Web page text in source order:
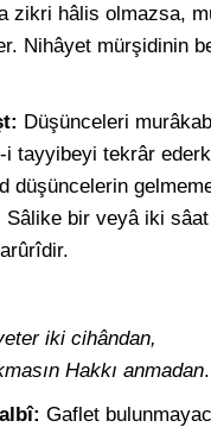
zikri hâlis olmazsa,
Nihâyet mürşidinin
Düşünceleri
i tayyibeyi tekrâr
düşüncelerin
Sâlike bir veyâ iki
iki cihândan,
Hakkı anmadan.
Gaflet